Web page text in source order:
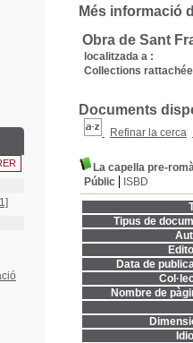
Més informació
Obra de Sant
localitzada a :
Collections
Documents
Refinar la cerca
La capella pre-
Públic
ISBD
Tipus de
Data de
Nombre de